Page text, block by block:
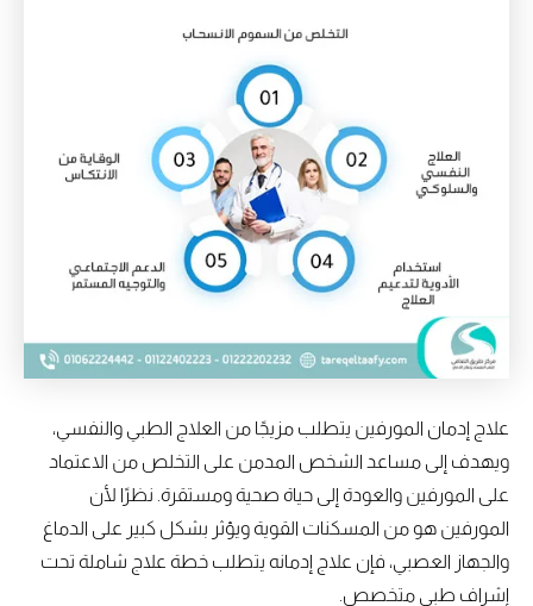
علاج إدمان المورفين يتطلب مزيجًا من العلاج الطبي والنفسي،
ويهدف إلى مساعد الشخص المدمن على التخلص من الاعتماد
على المورفين والعودة إلى حياة صحية ومستقرة. نظرًا لأن
المورفين هو من المسكنات القوية ويؤثر بشكل كبير على الدماغ
والجهاز العصبي، فإن علاج إدمانه يتطلب خطة علاج شاملة تحت
إشراف طبي متخصص.